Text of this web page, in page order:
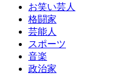
お笑い芸人
格闘家
芸能人
スポーツ
音楽
政治家